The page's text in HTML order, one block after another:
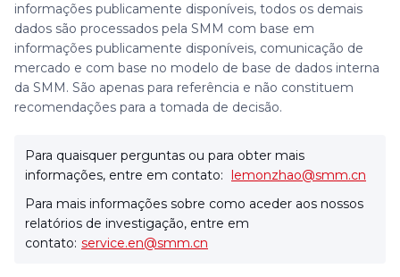
informações publicamente disponíveis, todos os demais
dados são processados pela SMM com base em
informações publicamente disponíveis, comunicação de
mercado e com base no modelo de base de dados interna
da SMM. São apenas para referência e não constituem
recomendações para a tomada de decisão.
Para quaisquer perguntas ou para obter mais
informações, entre em contato: lemonzhao@smm.cn
Para mais informações sobre como aceder aos nossos
relatórios de investigação, entre em
contato: service.en@smm.cn